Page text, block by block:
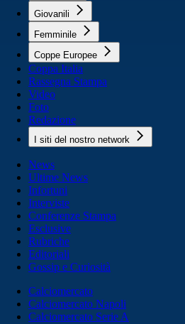
Giovanili
Femminile
Coppe Europee
Coppa Italia
Rassegna Stampa
Video
Foto
Redazione
I siti del nostro network
News
Ultime News
Infortuni
Interviste
Conferenze Stampa
Esclusive
Rubriche
Editoriali
Gossip e Curiosità
Calciomercato
Calciomercato Napoli
Calciomercato Serie A